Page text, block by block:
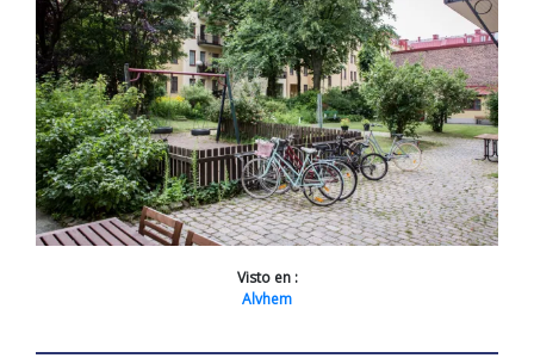
Visto en :
Alvhem